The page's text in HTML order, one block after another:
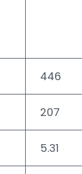
446
207
5.31